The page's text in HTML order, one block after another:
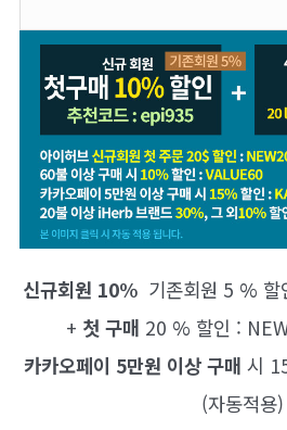
신규회원 10% 기존회원 5 % 할
+ 첫 구매 20 % 할인 :
카카오페이 5만원 이상 구매 시
(자동적용)